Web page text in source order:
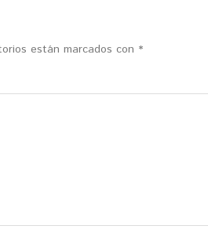
están marcados con *